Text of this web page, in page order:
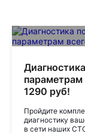
параметрам
1290 руб!
Пройдите
диагностику
в сети наших